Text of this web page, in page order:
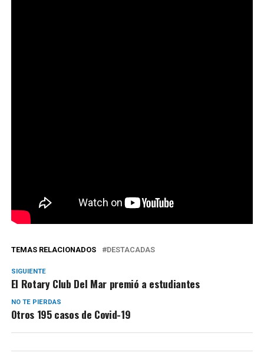
TEMAS RELACIONADOS DESTACADAS
SIGUIENTE
El Rotary Club Del Mar premió a estudiantes
NO TE PIERDAS
Otros 195 casos de Covid-19